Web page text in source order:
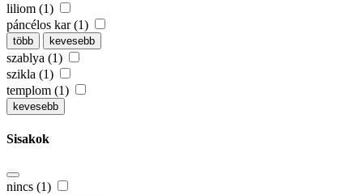
liliom (1)
páncélos kar (1)
több kevesebb
szablya (1)
szikla (1)
templom (1)
kevesebb
Sisakok
nincs (1)